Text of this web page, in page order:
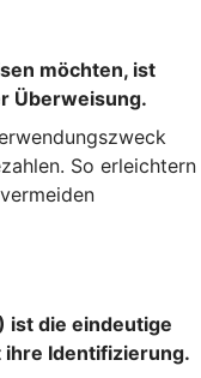
möchten, ist
Überweisung.
So erleichtern
ist die eindeutige
ihre Identifizierung.